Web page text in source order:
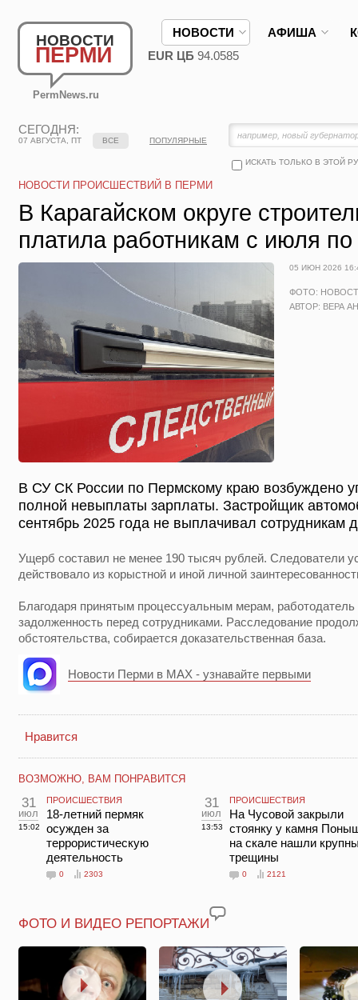
НОВОСТИ
ПЕРМИ
PermNews.ru
НОВОСТИ АФИША
EUR ЦБ 94.0585
СЕГОДНЯ:
07 АВГУСТА, ПТ
ИСКАТЬ ТОЛЬКО В ЭТОЙ
ВСЕ ПОПУЛЯРНЫЕ
НОВОСТИ ПРОИСШЕСТВИЙ В ПЕРМИ
В Карагайском округе
платила работникам с июля по
05 ИЮН 2026
ФОТО:
АВТОР: ВЕРА
В СУ СК России по Пермскому краю возбуждено
полной невыплаты зарплаты. Застройщик
сентябрь 2025 года не выплачивал сотрудникам
Ущерб составил не менее 190 тысяч рублей. Следователи
действовало из корыстной и иной личной
Благодаря принятым процессуальным мерам, работодатель
задолженность перед сотрудниками. Расследование
обстоятельства, собирается доказательственная база.
Новости Перми в MAX - узнавайте первыми
Нравится
ВОЗМОЖНО, ВАМ ПОНРАВИТСЯ
31
июл
15:02
ПРОИСШЕСТВИЯ
18-летний пермяк
осужден за
террористическую
деятельность
0 2303
31
июл
13:53
ПРОИСШЕСТВИЯ
На Чусовой закрыли
стоянку у камня
на скале нашли
трещины
0 2121
ФОТО И ВИДЕО РЕПОРТАЖИ